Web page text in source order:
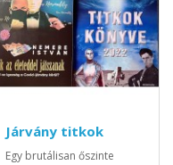
Járvány titkok
Egy brutálisan őszinte